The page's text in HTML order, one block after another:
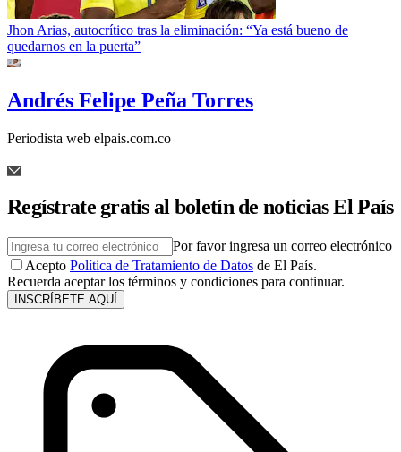
Jhon Arias, autocrítico tras la eliminación: “Ya está bueno de
quedarnos en la puerta”
Andrés Felipe Peña Torres
Periodista web elpais.com.co
Regístrate gratis al boletín de noticias El País
Por favor ingresa un correo electrónico
Acepto Política de Tratamiento de Datos de El País.
Recuerda aceptar los términos y condiciones para continuar.
INSCRÍBETE AQUÍ